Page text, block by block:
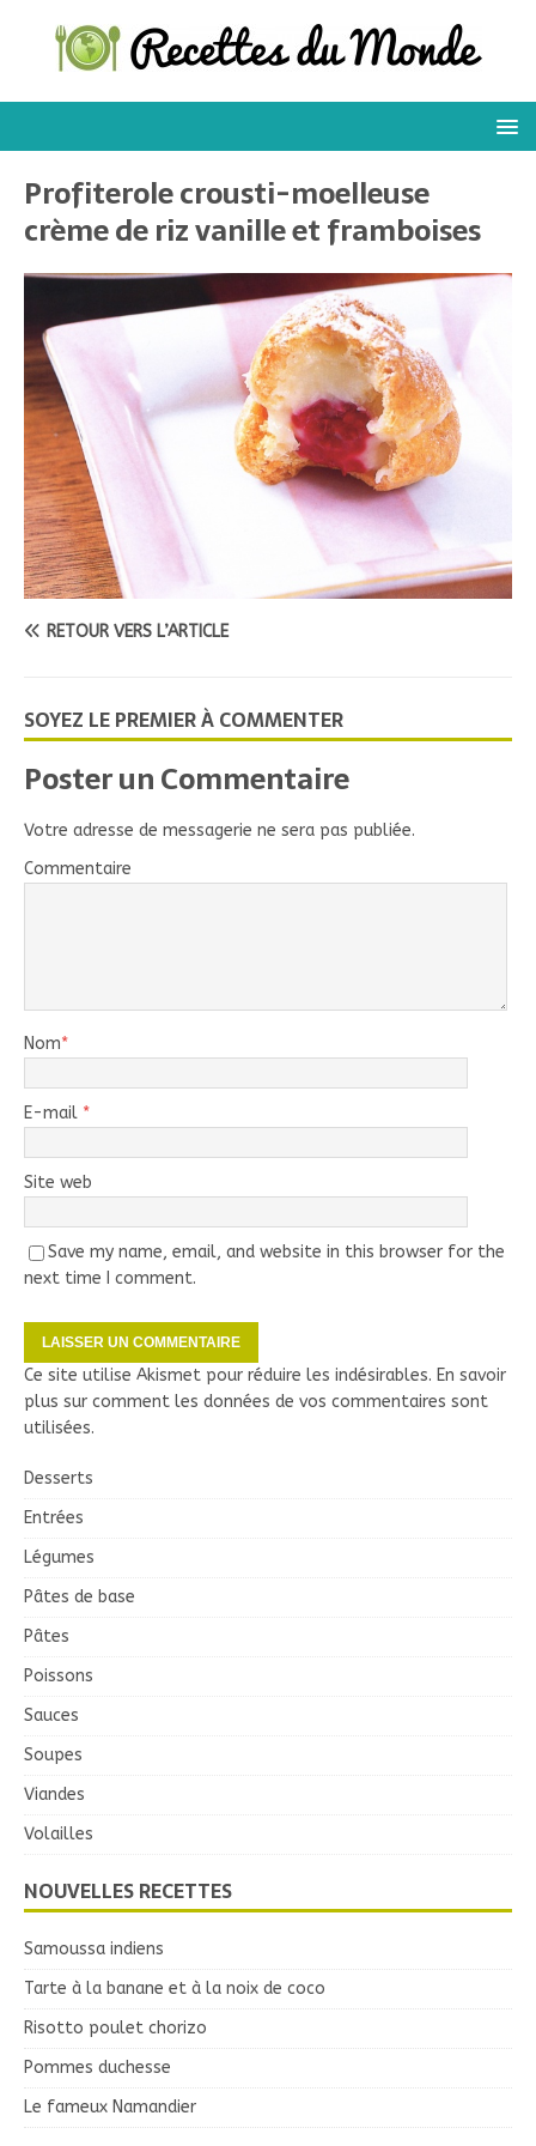
Profiterole crousti-moelleuse
crème de riz vanille et framboises
RETOUR VERS L’ARTICLE
SOYEZ LE PREMIER À COMMENTER
Poster un Commentaire
Votre adresse de messagerie ne sera pas publiée.
Commentaire
Nom*
E-mail *
Site web
Save my name, email, and website in this browser for the
next time I comment.
Ce site utilise Akismet pour réduire les indésirables. En savoir
plus sur comment les données de vos commentaires sont
utilisées.
Desserts
Entrées
Légumes
Pâtes de base
Pâtes
Poissons
Sauces
Soupes
Viandes
Volailles
NOUVELLES RECETTES
Samoussa indiens
Tarte à la banane et à la noix de coco
Risotto poulet chorizo
Pommes duchesse
Le fameux Namandier